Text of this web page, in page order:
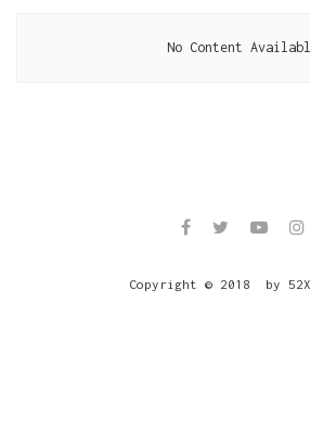
No Content
Copyright © 2018 by